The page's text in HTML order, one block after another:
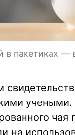
в пакетиках —
учеными.
чая
на